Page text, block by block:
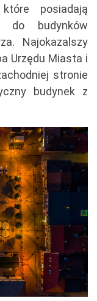
posiadają
do budynków
Najokazalszy
Urzędu Miasta i
stronie
budynek z